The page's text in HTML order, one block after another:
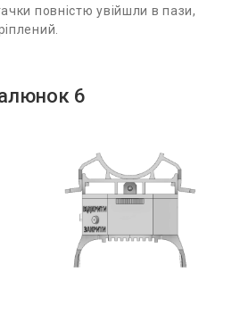
повністю увійшли в пази,
6